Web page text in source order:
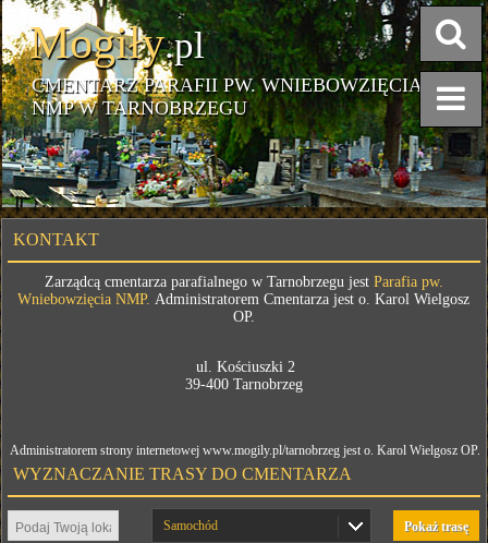
Mogiły.pl
CMENTARZ PARAFII PW. WNIEBOWZIĘCIA
NMP W TARNOBRZEGU
KONTAKT
Zarządcą cmentarza parafialnego w Tarnobrzegu jest Parafia pw.
Wniebowzięcia NMP.Administratorem Cmentarza jest o. Karol Wielgosz
OP.
ul. Kościuszki 2
39-400 Tarnobrzeg
Administratorem strony internetowej www.mogily.pl/tarnobrzeg jest o. Karol Wielgosz OP.
WYZNACZANIE TRASY DO CMENTARZA
Pokaż trasę
Samochód